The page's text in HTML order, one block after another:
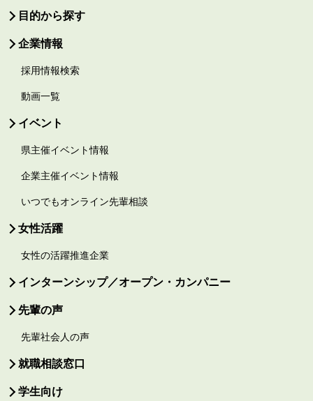
目的から探す
企業情報
採用情報検索
動画一覧
イベント
県主催イベント情報
企業主催イベント情報
いつでもオンライン先輩相談
女性活躍
女性の活躍推進企業
インターンシップ／オープン・カンパニー
先輩の声
先輩社会人の声
就職相談窓口
学生向け